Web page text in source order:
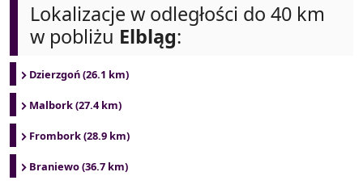
Lokalizacje w odległości do 40 km
w pobliżu Elbląg:
Dzierzgoń (26.1 km)
Malbork (27.4 km)
Frombork (28.9 km)
Braniewo (36.7 km)